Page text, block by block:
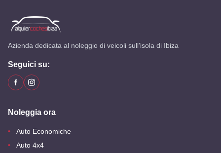
Azienda dedicata al noleggio di veicoli sull'isola di Ibiza
Seguici su:
Noleggia ora
Auto Economiche
Auto 4x4